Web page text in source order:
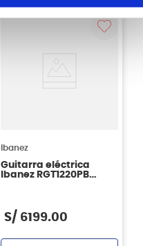
Ibanez
Guitarra eléctrica
Ibanez RGT1220PB
S/ 6199.00